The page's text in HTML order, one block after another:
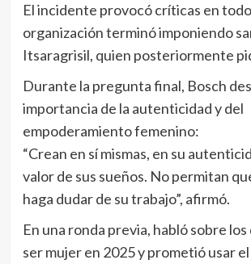
El incidente provocó críticas en
organización terminó imponiendo
Itsaragrisil, quien posteriormente
Durante la pregunta final, Bosch
importancia de la autenticidad y del
empoderamiento femenino:
“Crean en sí mismas, en su
valor de sus sueños. No permitan
haga dudar de su trabajo”, afirmó.
En una ronda previa, habló sobre
ser mujer en 2025 y prometió usar